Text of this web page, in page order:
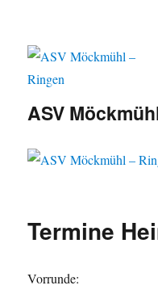
ASV
Termine
Vorrunde: